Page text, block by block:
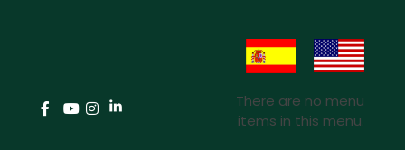
There are no menu
items in this menu.